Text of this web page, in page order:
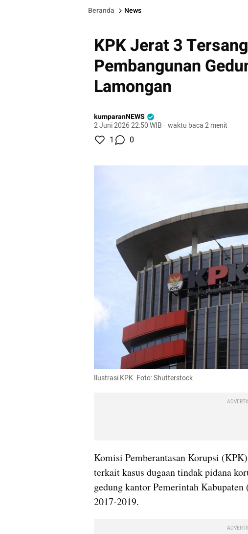
Beranda News
KPK Jerat 3
Pembangunan
Lamongan
kumparanNEWS
2 Juni 2026 22:50 WIB · waktu baca 2 menit
1 0
Ilustrasi KPK. Foto: Shutterstock
Komisi Pemberantasan Korupsi
terkait kasus dugaan tindak pidana
gedung kantor Pemerintah
2017-2019.